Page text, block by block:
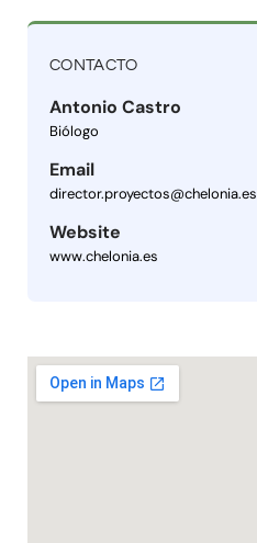
CONTACTO
Antonio Castro
Biólogo
Email
director.proyectos@chelonia.es
Website
www.chelonia.es